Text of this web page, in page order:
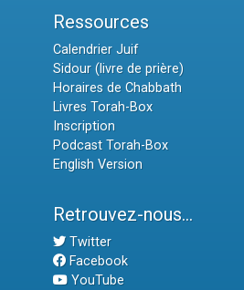
Ressources
Calendrier Juif
Sidour (livre de prière)
Horaires de Chabbath
Livres Torah-Box
Inscription
Podcast Torah-Box
English Version
Retrouvez-nous...
Twitter
Facebook
YouTube